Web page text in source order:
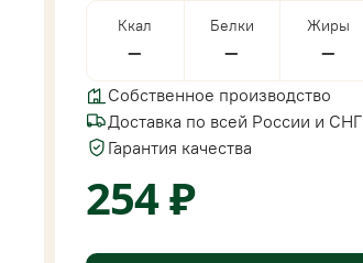
Ккал
—
Белки
—
Жиры
—
Собственное производство
Доставка по всей России и СНГ
Гарантия качества
254 ₽